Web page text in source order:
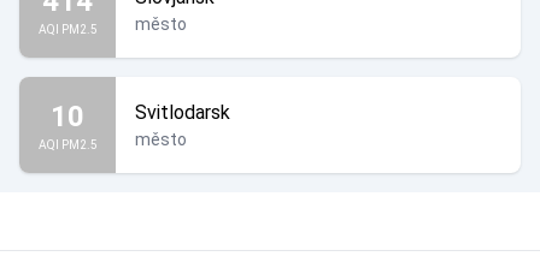
AQI PM2.5 město
10
AQI PM2.5
Svitlodarsk
město